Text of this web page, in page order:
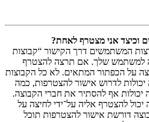
וכיצד אני מצטרף לאחת?
המשתמשים דרך הקישור “קבוצות
למשתמש שלך. אם תרצה להצטרף
על הכפתור המתאים. לא כל הקבוצות
לדרוש אישור להצטרפות, כמה
יכולות אף להסתיר את חברי הקבוצה.
להצטרף אליה על־ידי לחיצה על
דורשת אישור להצטרפות תוכל